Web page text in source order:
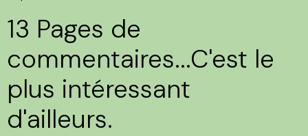
13 Pages de
commentaires...C'est le
plus intéressant
d'ailleurs.